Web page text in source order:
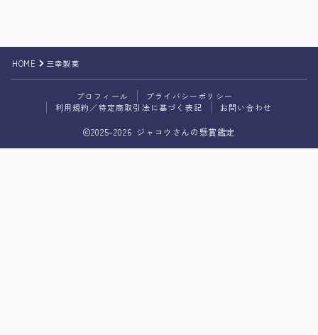
利用規約／特定商取引法に基づく表記
HOME 三幸製菓
プロフィール
プライバシーポリシー
利用規約／特定商取引法に基づく表記
お問い合わせ
2025–2026 ジャコウさんの懸賞鑑定